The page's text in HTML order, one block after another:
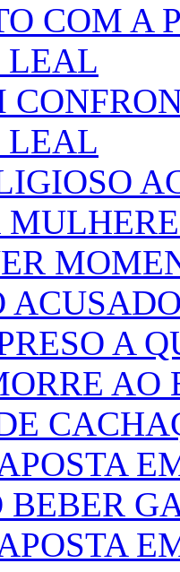
LEAL
A
BEBER